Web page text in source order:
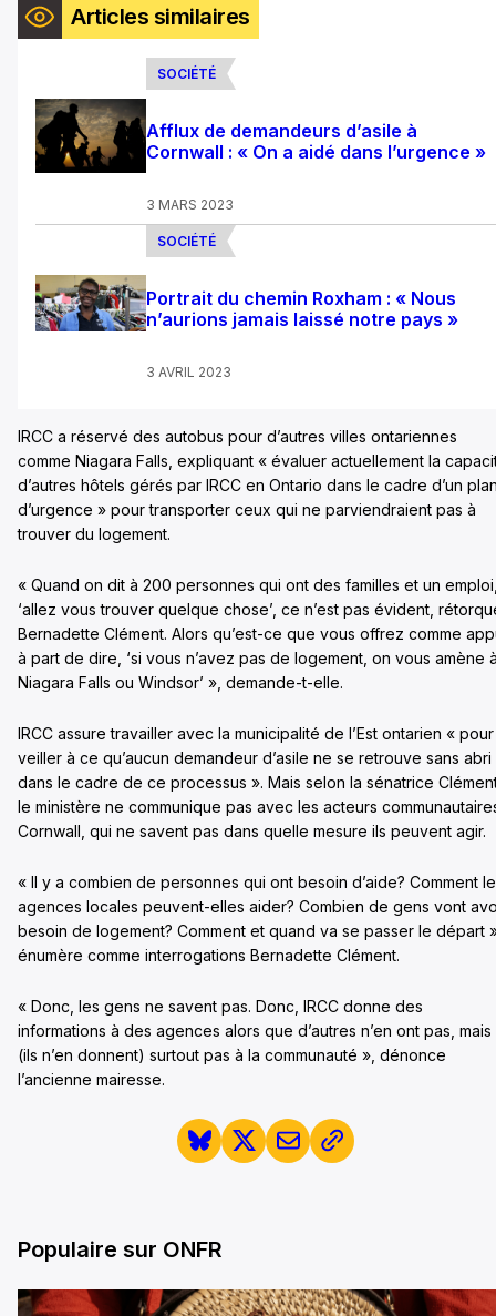
Articles similaires
SOCIÉTÉ
Afflux de demandeurs d’asile à
Cornwall : « On a aidé dans l’urgence »
3 MARS 2023
SOCIÉTÉ
Portrait du chemin Roxham : « Nous
n’aurions jamais laissé notre pays »
3 AVRIL 2023
IRCC a réservé des autobus pour d’autres villes ontariennes
comme Niagara Falls, expliquant « évaluer actuellement la
d’autres hôtels gérés par IRCC en Ontario dans le cadre d’un
d’urgence » pour transporter ceux qui ne parviendraient pas à
trouver du logement.
« Quand on dit à 200 personnes qui ont des familles et un
‘allez vous trouver quelque chose’, ce n’est pas évident,
Bernadette Clément. Alors qu’est-ce que vous offrez comme
à part de dire, ‘si vous n’avez pas de logement, on vous amène
Niagara Falls ou Windsor’ », demande-t-elle.
IRCC assure travailler avec la municipalité de l’Est ontarien « pour
veiller à ce qu’aucun demandeur d’asile ne se retrouve sans abri
dans le cadre de ce processus ». Mais selon la sénatrice
le ministère ne communique pas avec les acteurs
Cornwall, qui ne savent pas dans quelle mesure ils peuvent agir.
« Il y a combien de personnes qui ont besoin d’aide? Comment
agences locales peuvent-elles aider? Combien de gens vont
besoin de logement? Comment et quand va se passer le départ
énumère comme interrogations Bernadette Clément.
« Donc, les gens ne savent pas. Donc, IRCC donne des
informations à des agences alors que d’autres n’en ont pas, mais
(ils n’en donnent) surtout pas à la communauté », dénonce
l’ancienne mairesse.
Populaire sur ONFR